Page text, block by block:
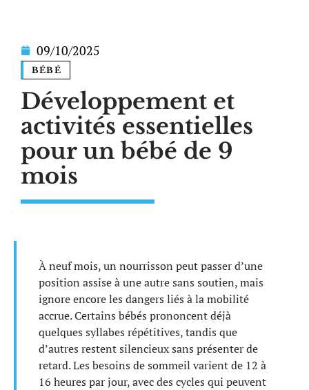
09/10/2025
BÉBÉ
Développement et
activités essentielles
pour un bébé de 9
mois
À neuf mois, un nourrisson peut passer d’une
position assise à une autre sans soutien, mais
ignore encore les dangers liés à la mobilité
accrue. Certains bébés prononcent déjà
quelques syllabes répétitives, tandis que
d’autres restent silencieux sans présenter de
retard. Les besoins de sommeil varient de 12 à
16 heures par jour, avec des cycles qui peuvent